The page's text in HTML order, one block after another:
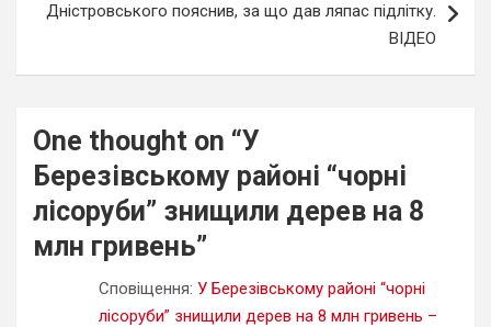
Дністровського пояснив, за що дав ляпас підлітку.
ВІДЕО
One thought on “У
Березівському районі “чорні
лісоруби” знищили дерев на 8
млн гривень”
Сповіщення: У Березівському районі “чорні
лісоруби” знищили дерев на 8 млн гривень –